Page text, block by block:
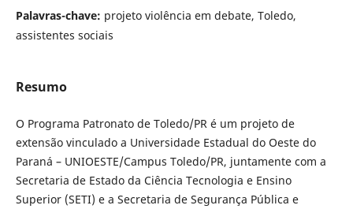
Palavras-chave: projeto violência em debate, Toledo,
assistentes sociais
Resumo
O Programa Patronato de Toledo/PR é um projeto de
extensão vinculado a Universidade Estadual do Oeste do
Paraná – UNIOESTE/Campus Toledo/PR, juntamente com a
Secretaria de Estado da Ciência Tecnologia e Ensino
Superior (SETI) e a Secretaria de Segurança Pública e